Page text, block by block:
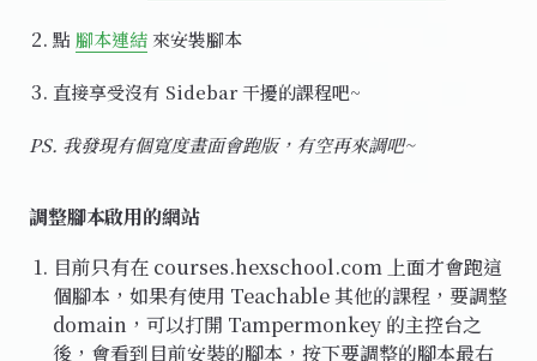
點 腳本連結 來安裝腳本
直接享受沒有 Sidebar 干擾的課程吧~
PS. 我發現有個寬度畫面會跑版，有空再來調吧~
調整腳本啟用的網站
目前只有在 courses.hexschool.com 上面才會跑這
個腳本，如果有使用 Teachable 其他的課程，要調整
domain，可以打開 Tampermonkey 的主控台之
後，會看到目前安裝的腳本，按下要調整的腳本最右